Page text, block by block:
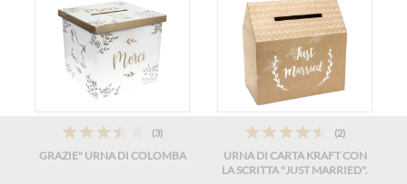
(3)
GRAZIE" URNA DI COLOMBA
(2)
URNA DI CARTA KRAFT CON
LA SCRITTA "JUST MARRIED".